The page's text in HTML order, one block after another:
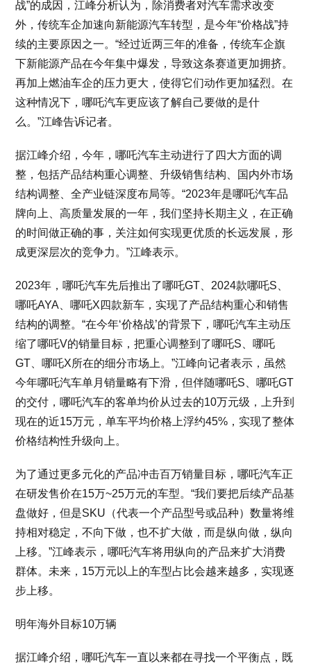
战”的成因，江峰分析认为，除消费者对汽车需求改变
外，传统车企加速向新能源汽车转型，是今年“价格战”持
续的主要原因之一。“经过近两三年的准备，传统车企旗
下新能源产品在今年集中爆发，导致这条赛道更加拥挤。
再加上燃油车企的压力更大，使得它们动作更加猛烈。在
这种情况下，哪吒汽车更应该了解自己要做的是什
么。”江峰告诉记者。
据江峰介绍，今年，哪吒汽车主动进行了四大方面的调
整，包括产品结构重心调整、升级销售结构、国内外市场
结构调整、全产业链深度布局等。“2023年是哪吒汽车品
牌向上、高质量发展的一年，我们坚持长期主义，在正确
的时间做正确的事，关注如何实现更优质的长远发展，形
成更深层次的竞争力。”江峰表示。
2023年，哪吒汽车先后推出了哪吒GT、2024款哪吒S、
哪吒AYA、哪吒X四款新车，实现了产品结构重心和销售
结构的调整。“在今年‘价格战’的背景下，哪吒汽车主动压
缩了哪吒V的销量目标，把重心调整到了哪吒S、哪吒
GT、哪吒X所在的细分市场上。”江峰向记者表示，虽然
今年哪吒汽车单月销量略有下滑，但伴随哪吒S、哪吒GT
的交付，哪吒汽车的客单均价从过去的10万元级，上升到
现在的近15万元，单车平均价格上浮约45%，实现了整体
价格结构性升级向上。
为了通过更多元化的产品冲击百万销量目标，哪吒汽车正
在研发售价在15万~25万元的车型。“我们要把后续产品基
盘做好，但是SKU（代表一个产品型号或品种）数量将维
持相对稳定，不向下做，也不扩大做，而是纵向做，纵向
上移。”江峰表示，哪吒汽车将用纵向的产品来扩大消费
群体。未来，15万元以上的车型占比会越来越多，实现逐
步上移。
明年海外目标10万辆
据江峰介绍，哪吒汽车一直以来都在寻找一个平衡点，既